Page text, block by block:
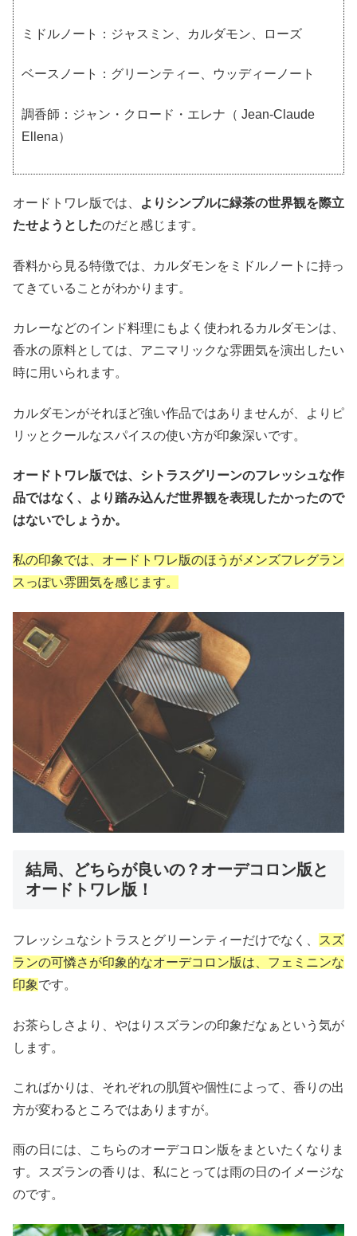
ミドルノート：ジャスミン、カルダモン、ローズ
ベースノート：グリーンティー、ウッディーノート
調香師：ジャン・クロード・エレナ（ Jean-Claude
Ellena）
オードトワレ版では、
よりシンプルに緑茶の世界観を際立
たせようとしたのだと感じます。
香料から見る特徴では、カルダモンをミドルノートに持っ
てきていることがわかります。
カレーなどのインド料理にもよく使われるカルダモンは、
香水の原料としては、アニマリックな雰囲気を演出したい
時に用いられます。
カルダモンがそれほど強い作品ではありませんが、よりピ
リッとクールなスパイスの使い方が印象深いです。
オードトワレ版では、シトラスグリーンのフレッシュな作
品ではなく、より踏み込んだ世界観を表現したかったので
はないでしょうか。
私の印象では、オードトワレ版のほうがメンズフレグラン
スっぽい雰囲気を感じます。
結局、どちらが良いの？オーデコロン版と
オードトワレ版！
フレッシュなシトラスとグリーンティーだけでなく、
スズ
ランの可憐さが印象的なオーデコロン版は、フェミニンな
印象です。
お茶らしさより、やはりスズランの印象だなぁという気が
します。
こればかりは、それぞれの肌質や個性によって、香りの出
方が変わるところではありますが。
雨の日には、こちらのオーデコロン版をまといたくなりま
す。スズランの香りは、私にとっては雨の日のイメージな
のです。